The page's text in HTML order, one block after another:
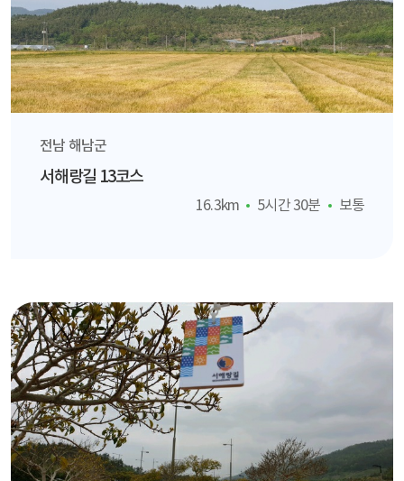
전남 해남군
서해랑길 13코스
16.3km 5시간 30분 보통